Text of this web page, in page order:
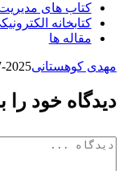
کتاب های
کتابخانه
مقاله ها
مهدی کوهستانی2025-07-17T11:25:42+03:30
دیدگاه خود را
دیدگاه